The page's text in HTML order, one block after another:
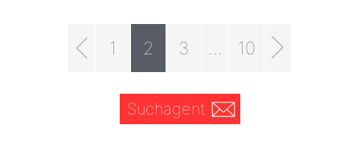
1 2 3 10
Suchagent